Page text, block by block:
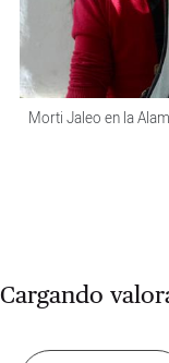
Morti Jaleo en la
Cargando